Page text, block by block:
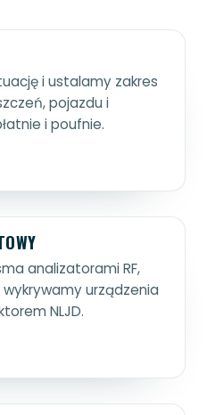
i ustalamy zakres
pojazdu i
i poufnie.
analizatorami RF,
wykrywamy urządzenia
NLJD.